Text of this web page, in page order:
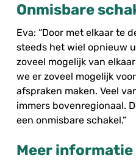
Onmisbare
Eva: “Door met elkaar te
steeds het wiel opnieuw
zoveel mogelijk van
we er zoveel mogelijk
afspraken maken. Veel
immers bovenregionaal.
een onmisbare schakel.”
Meer informatie